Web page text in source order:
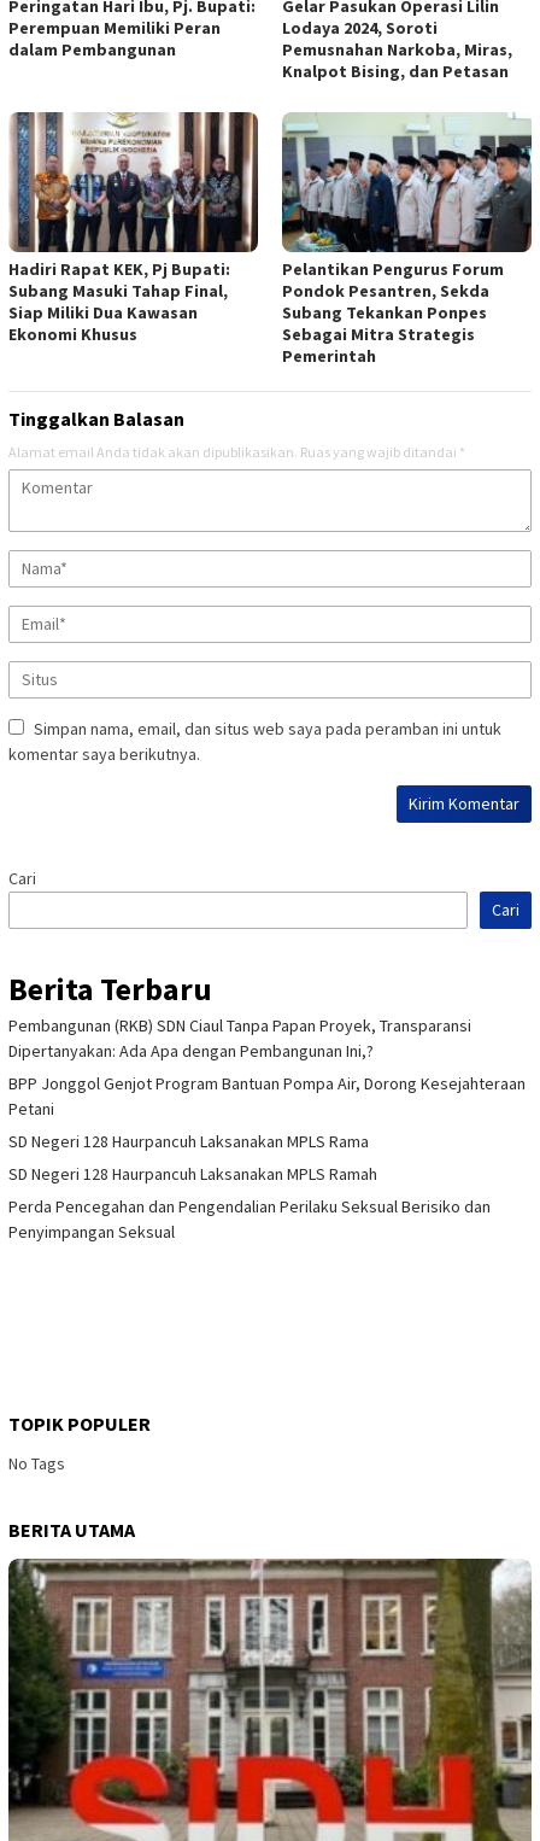
Peringatan Hari Ibu, Pj. Bupati:
Perempuan Memiliki Peran
dalam Pembangunan
Gelar Pasukan Operasi Lilin
Lodaya 2024, Soroti
Pemusnahan Narkoba, Miras,
Knalpot Bising, dan Petasan
Hadiri Rapat KEK, Pj Bupati:
Subang Masuki Tahap Final,
Siap Miliki Dua Kawasan
Ekonomi Khusus
Pelantikan Pengurus Forum
Pondok Pesantren, Sekda
Subang Tekankan Ponpes
Sebagai Mitra Strategis
Pemerintah
Tinggalkan Balasan
Alamat email Anda tidak akan dipublikasikan. Ruas yang wajib ditandai *
Simpan nama, email, dan situs web saya pada peramban ini untuk
komentar saya berikutnya.
Cari
Cari
Berita Terbaru
Pembangunan (RKB) SDN Ciaul Tanpa Papan Proyek, Transparansi
Dipertanyakan: Ada Apa dengan Pembangunan Ini,?
BPP Jonggol Genjot Program Bantuan Pompa Air, Dorong Kesejahteraan
Petani
SD Negeri 128 Haurpancuh Laksanakan MPLS Rama
SD Negeri 128 Haurpancuh Laksanakan MPLS Ramah
Perda Pencegahan dan Pengendalian Perilaku Seksual Berisiko dan
Penyimpangan Seksual
TOPIK POPULER
No Tags
BERITA UTAMA